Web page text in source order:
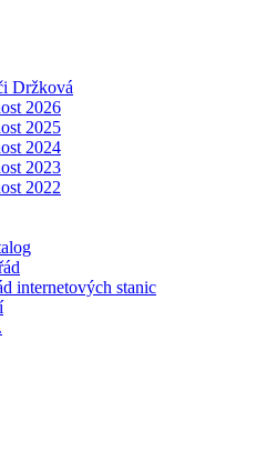
Držková
2026
2025
2024
2023
2022
internetových stanic